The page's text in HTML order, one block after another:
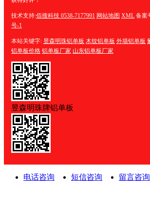
技术支持:佰搜科技 0538-7177991 网站地图 XML 备案
号-1
本站关键字: 昱森明珠铝单板 木纹铝单板 外墙铝单板
铝单板价格 铝单板厂家 山东铝单板厂家
昱森明珠牌铝单板
电话咨询 短信咨询 留言咨询